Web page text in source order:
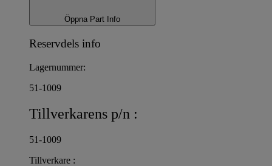
Öppna Part Info
Reservdels info
Lagernummer:
51-1009
Tillverkarens p/n :
51-1009
Tillverkare :